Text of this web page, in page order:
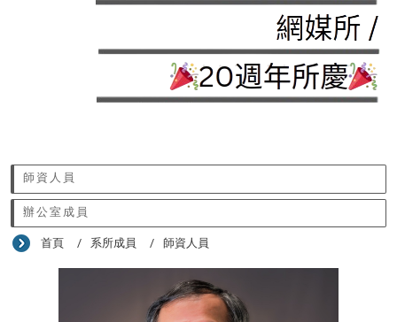
師資人員
辦公室成員
首頁 系所成員 師資人員